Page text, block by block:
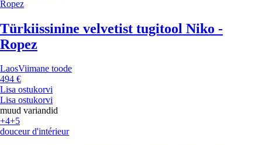
Ropez
Türkiissinine velvetist tugitool Niko -
Ropez
LaosViimane toode
494 €
Lisa ostukorvi
Lisa ostukorvi
muud variandid
+4+5
douceur d'intérieur